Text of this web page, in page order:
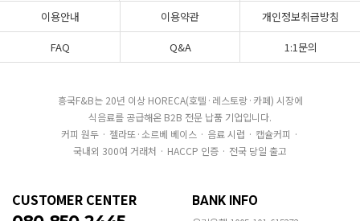
이용안내 이용약관
개인정보취급방침
FAQ
Q&A 1:1문의
흥국F&B는 20년 이상 HORECA(호텔·레스토랑·카페) 시장에
식음료를 공급해온 B2B 전문 납품 기업입니다.
커피 원두 · 젤라또·소르베 베이스 · 음료 시럽 · 캡슐커피 ·
국내외 300여 거래처 · HACCP 인증 · 전국 당일 출고
CUSTOMER CENTER BANK INFO